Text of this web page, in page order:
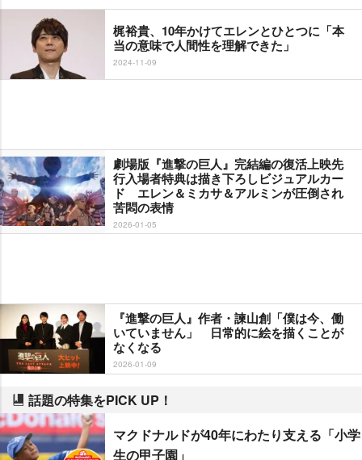
梶裕貴、10年かけてエレンとひとつに「本
当の意味で人間性を理解できた」
2024-11-09
劇場版『進撃の巨人』完結編の復活上映先
行入場者特典は描き下ろしビジュアルカー
ド エレン＆ミカサ＆アルミンが圧倒され
苦悶の表情
2026-01-05
『進撃の巨人』作者・諫山創「僕は今、働
いていません」 日常的に絵を描くことが
なくなる
2026-01-09
話題の特集をPICK UP！
マクドナルドが40年にわたり支える「小学
生の甲子園」